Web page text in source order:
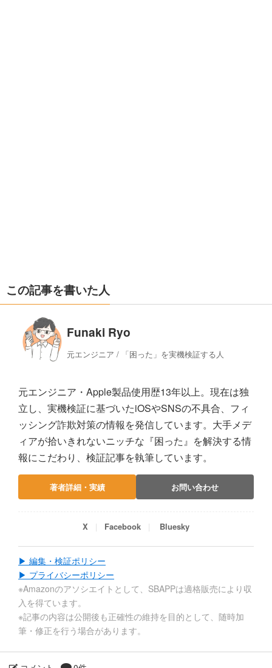
この記事を書いた人
Funaki Ryo
元エンジニア / 「困った」を実機検証する人
元エンジニア・Apple製品使用歴13年以上。現在は独
立し、実機検証に基づいたiOSやSNSの不具合、フィ
ッシング詐欺対策の情報を発信しています。大手メデ
ィアが拾いきれないニッチな『困った』を解決する情
報にこだわり、検証記事を執筆しています。
著者詳細・実績 お問い合わせ
X Facebook Bluesky
▶ 編集・検証ポリシー
▶ プライバシーポリシー
※Amazonのアソシエイトとして、SBAPPは適格販売により収
入を得ています。
※記事の内容は公開後も正確性の維持を目的として、随時加
筆・修正を行う場合があります。